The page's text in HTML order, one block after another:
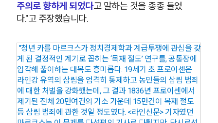
주의로 향하게 되었다고 말하는 것을 종종 들었
다."고 주장했습니다.
"청년 카를 마르크스가 정치경제학과 계급투쟁에 관심을 갖
게 된 결정적인 계기로 꼽히는 ‘목재 절도’ 연구를, 공통장에
입각해 풀이하는 대목도 흥미롭다. 19세기 초 프로이센은
라인강 유역의 삼림을 엄격히 통제하고 농민들의 삼림 범죄
에 대한 처벌을 강화했는데, 그 결과 1836년 프로이센에서
제기된 전체 20만여건의 기소 가운데 15만건이 목재 절도
등 삼림 범죄에 관한 것일 정도였다. <라인신문> 기자였던